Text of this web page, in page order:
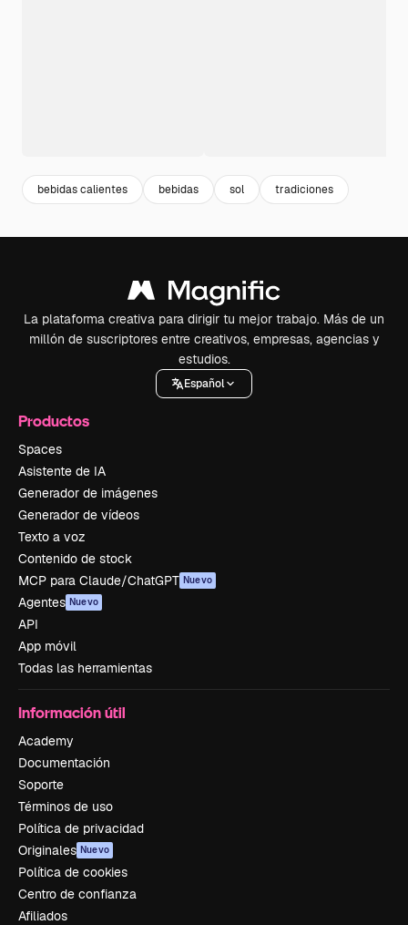
bebidas calientes bebidas sol tradiciones
La plataforma creativa para dirigir tu mejor trabajo. Más de un
millón de suscriptores entre creativos, empresas, agencias y
estudios.
Español
Productos
Spaces
Asistente de IA
Generador de imágenes
Generador de vídeos
Texto a voz
Contenido de stock
MCP para Claude/ChatGPT Nuevo
Agentes Nuevo
API
App móvil
Todas las herramientas
Información útil
Academy
Documentación
Soporte
Términos de uso
Política de privacidad
Originales Nuevo
Política de cookies
Centro de confianza
Afiliados